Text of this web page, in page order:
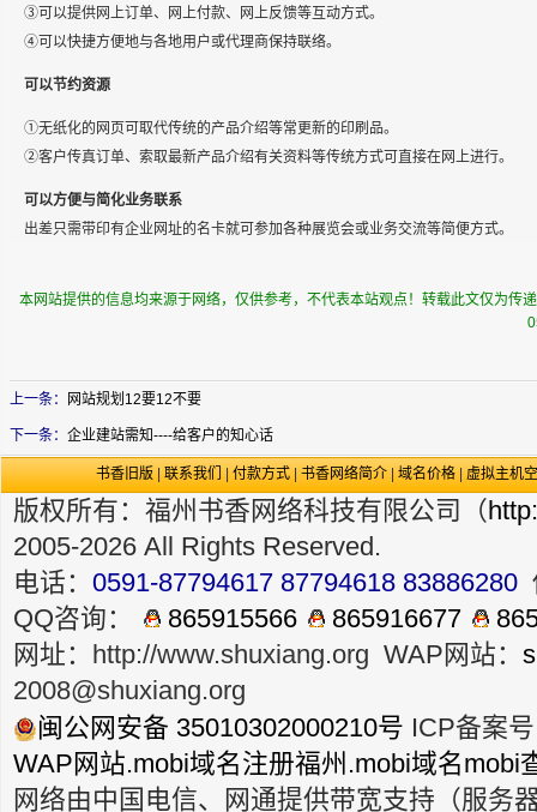
③可以提供网上订单、网上付款、网上反馈等互动方式。
④可以快捷方便地与各地用户或代理商保持联络。
可以节约资源
①无纸化的网页可取代传统的产品介绍等常更新的印刷品。
②客户传真订单、索取最新产品介绍有关资料等传统方式可直接在网上进行。
可以方便与简化业务联系
出差只需带印有企业网址的名卡就可参加各种展览会或业务交流等简便方式。
本网站提供的信息均来源于网络，仅供参考，不代表本站观点！转载此文仅为
上一条： 网站规划12要12不要
下一条： 企业建站需知----给客户的知心话
书香旧版|联系我们|付款方式|书香网络简介|域名价格|虚拟主机
版权所有：福州书香网络科技有限公司（
2005-2026 All Rights Reserved.
电话： 0591-87794617 87794618 83886280
QQ咨询：
865915566 865916677
网址： http://www.shuxiang.org WAP网站：
2008@shuxiang.org
闽公网安备 35010302000210号 ICP备案
WAP网站.mobi域名注册福州.mobi域名mobi
网络由中国电信、网通提供带宽支持（服务